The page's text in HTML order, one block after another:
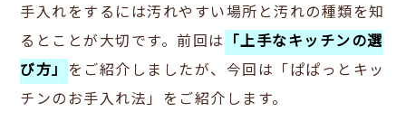
手入れをするには汚れやすい場所と汚れの種類を知
るとことが大切です。前回は 「上手なキッチンの選
び方」 をご紹介しましたが、今回は「ぱぱっとキッ
チンのお手入れ法」をご紹介します。